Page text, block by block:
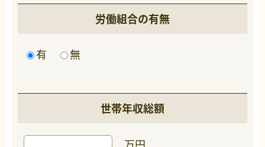
労働組合の有無
有 無
世帯年収総額